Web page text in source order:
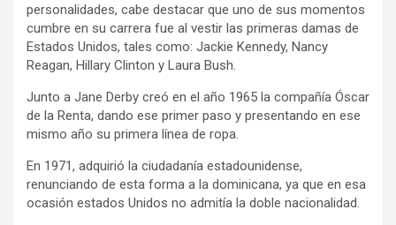
personalidades, cabe destacar que uno de sus momentos
cumbre en su carrera fue al vestir las primeras damas de
Estados Unidos, tales como: Jackie Kennedy, Nancy
Reagan, Hillary Clinton y Laura Bush.
Junto a Jane Derby creó en el año 1965 la compañía Óscar
de la Renta, dando ese primer paso y presentando en ese
mismo año su primera línea de ropa.
En 1971, adquirió la ciudadanía estadounidense,
renunciando de esta forma a la dominicana, ya que en esa
ocasión estados Unidos no admitía la doble nacionalidad.